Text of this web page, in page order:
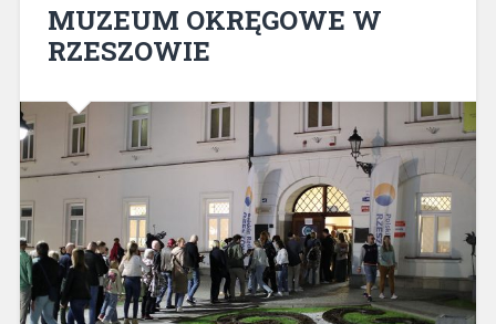
MUZEUM OKRĘGOWE W
RZESZOWIE